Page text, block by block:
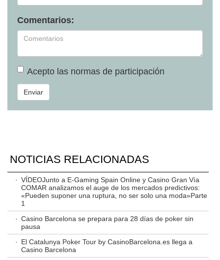
Comentarios:
Acepto las normas de participación
Enviar
NOTICIAS RELACIONADAS
· VÍDEOJunto a E-Gaming Spain Online y Casino Gran Vía
COMAR analizamos el auge de los mercados predictivos:
«Pueden suponer una ruptura, no ser solo una moda»Parte
1
· Casino Barcelona se prepara para 28 días de poker sin
pausa
·
El Catalunya Poker Tour by CasinoBarcelona.es llega a
Casino Barcelona